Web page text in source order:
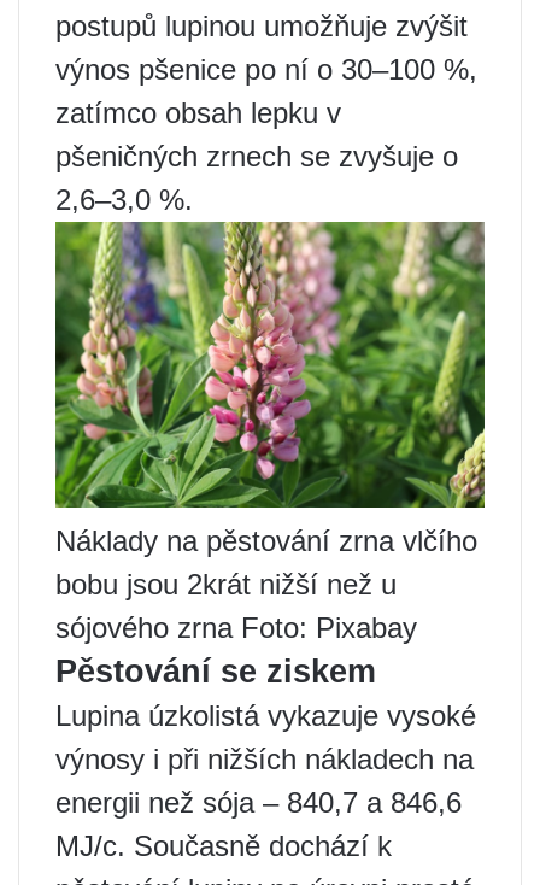
postupů lupinou umožňuje zvýšit
výnos pšenice po ní o 30–100 %,
zatímco obsah lepku v
pšeničných zrnech se zvyšuje o
2,6–3,0 %.
Náklady na pěstování zrna vlčího
bobu jsou 2krát nižší než u
sójového zrna Foto: Pixabay
Pěstování se ziskem
Lupina úzkolistá vykazuje vysoké
výnosy i při nižších nákladech na
energii než sója – 840,7 a 846,6
MJ/c. Současně dochází k